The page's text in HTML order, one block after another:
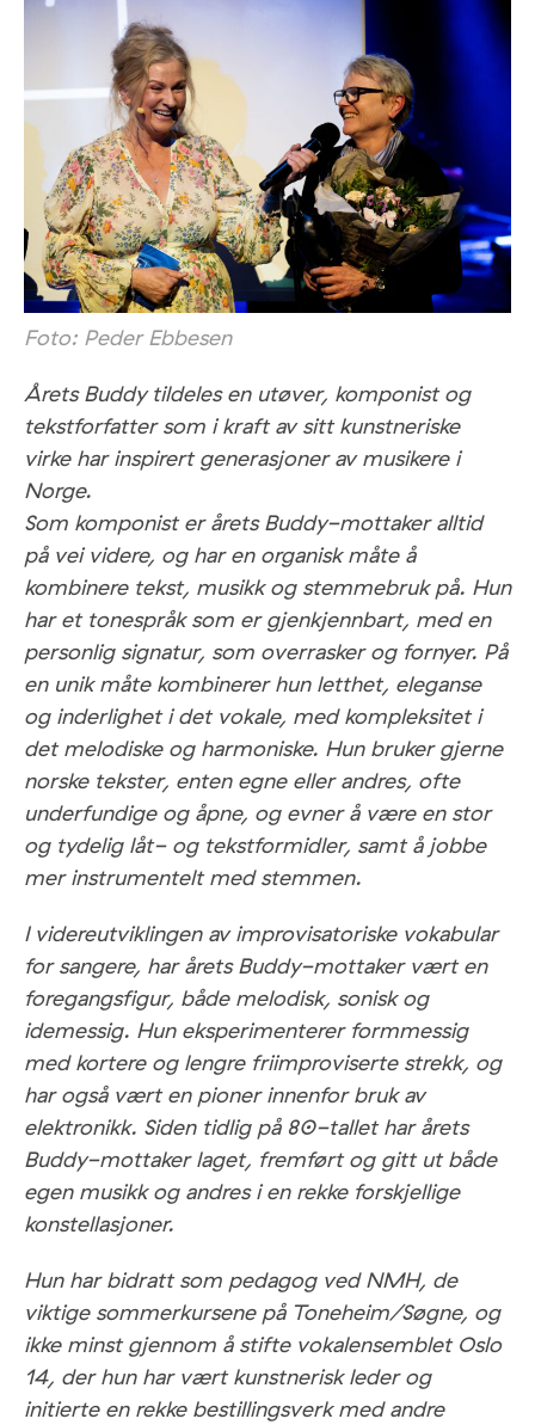
Foto: Peder Ebbesen
Årets Buddy tildeles en utøver, komponist og
tekstforfatter som i kraft av sitt kunstneriske
virke har inspirert generasjoner av musikere i
Norge.
Som komponist er årets Buddy-mottaker alltid
på vei videre, og har en organisk måte å
kombinere tekst, musikk og stemmebruk på. Hun
har et tonespråk som er gjenkjennbart, med en
personlig signatur, som overrasker og fornyer. På
en unik måte kombinerer hun letthet, eleganse
og inderlighet i det vokale, med kompleksitet i
det melodiske og harmoniske. Hun bruker gjerne
norske tekster, enten egne eller andres, ofte
underfundige og åpne, og evner å være en stor
og tydelig låt- og tekstformidler, samt å jobbe
mer instrumentelt med stemmen.
I videreutviklingen av improvisatoriske vokabular
for sangere, har årets Buddy-mottaker vært en
foregangsfigur, både melodisk, sonisk og
idemessig. Hun eksperimenterer formmessig
med kortere og lengre friimproviserte strekk, og
har også vært en pioner innenfor bruk av
elektronikk. Siden tidlig på 80-tallet har årets
Buddy-mottaker laget, fremført og gitt ut både
egen musikk og andres i en rekke forskjellige
konstellasjoner.
Hun har bidratt som pedagog ved NMH, de
viktige sommerkursene på Toneheim/Søgne, og
ikke minst gjennom å stifte vokalensemblet Oslo
14, der hun har vært kunstnerisk leder og
initierte en rekke bestillingsverk med andre